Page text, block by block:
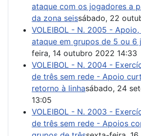
ataque com os jogadores a
da zona seissábado, 22
VOLEIBOL - N. 2005 -
ataque em grupos de 5 ou 6
feira, 14 outubro 2022 14:33
VOLEIBOL - N. 2004 -
de três sem rede - Apoio
retorno à linhasábado, 24
13:05
VOLEIBOL - N. 2003 -
de três sem rede - Apoios